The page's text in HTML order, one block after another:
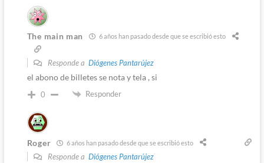
The main man 6 años han pasado desde que se escribió esto
Responde a Diógenes Pantarújez
el abono de billetes se nota y tela , si
0 Responder
Roger 6 años han pasado desde que se escribió esto
Responde a Diógenes Pantarújez